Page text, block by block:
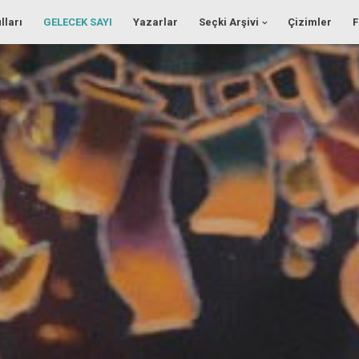
GELECEK SAYI Yazarlar Seçki Arşivi Çizimler